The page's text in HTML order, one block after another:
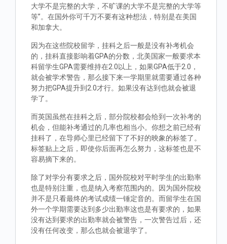
大学不是完整的大学，不旷课的大学不是完整的大学等
等”。在国外你可千万不要有这种想法，特别是在美国
和加拿大。
因为在这些院校留学，挂科之后一般是没有补考机会
的，挂科直接影响着GPA的分数，北美国家一般要求本
科留学生GPA需要维持在2.0以上，如果GPA低于2.0，
就会被学术警告，那么接下来一学期里就需要通过各种
努力把GPA提升到2.0才行。如果没有达到也就会被退
学了。
而英国虽然在挂科之后，部分院校都会给到一次补考的
机会，但能补考通过的几率也相当小。你想之前已经有
挂科了，在导师心里已经留下了不好的映象的标签了。
标签贴上之后，即使你后面再怎么努力，这标签也是不
容易摘下来的。
除了对学分有要求之后，国外院校对平时学生的出勤率
也是特别注重，也是纳入考察范围内的。因为国外院校
并不是只看最终的考试成绩一锤定音的。而留学生在国
外一个学期需要达到多少出勤率这也是有要求的，如果
没有达到要求的出勤率就会被警告，一次警告过后，还
没有任何改变，那么也就会被退学了。